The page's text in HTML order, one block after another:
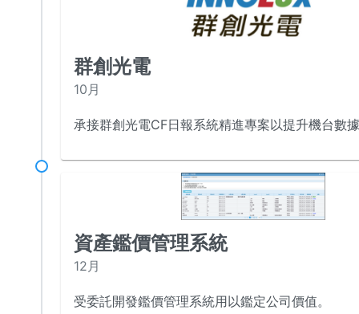
群創光電
10月
承接群創光電CF日報系統精進專案以提升機台數
資產鑑價管理系統
12月
受委託開發鑑價管理系統用以鑑定公司價值。